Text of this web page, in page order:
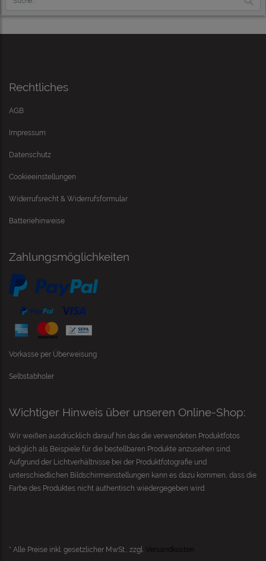
Rechtliches
AGB
Impressum
Datenschutz
Cookieeinstellungen
Widerrufsrecht & Widerrufsformular
Batteriehinweise
Zahlungsmöglichkeiten
Vorkasse per Überweisung
Selbstabholer
Wichtiger Hinweis über unseren Online-Shop:
Wir weißen ausdrücklich darauf hin das die verwendeten Produktfotos
lediglich als Beispiele für die bestellbaren Produkte anzusehen sind.
Aufgrund der Lichtverhältnisse bei der Produktfotografie und
unterschiedlichen Bildschirmeinstellungen kann es dazu kommen, dass die
Farbe des Produktes nicht authentisch wiedergegeben wird.
* Alle Preise inkl. gesetzlicher MwSt., zzgl. Versandkosten